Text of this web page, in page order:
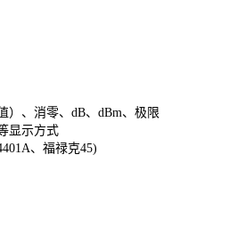
）、消零、dB、dBm、极限
显示方式
、福禄克45)